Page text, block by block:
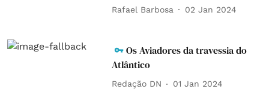
Rafael Barbosa 02 Jan 2024
Os Aviadores da travessia do
Atlântico
Redação DN 01 Jan 2024